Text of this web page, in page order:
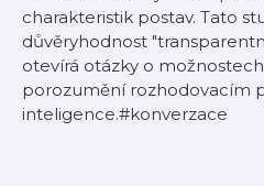
charakteristik postav. Tato
důvěryhodnost
otevírá otázky o
porozumění rozhodovacím
inteligence.#konverzace